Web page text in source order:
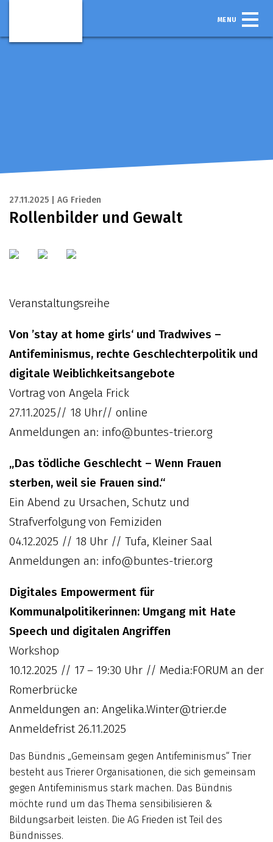
MENU
27.11.2025 | AG Frieden
Rollenbilder und Gewalt
Veranstaltungsreihe
Von ’stay at home girls‘ und Tradwives –
Antifeminismus, rechte Geschlechterpolitik und
digitale Weiblichkeitsangebote
Vortrag von Angela Frick
27.11.2025// 18 Uhr// online
Anmeldungen an: info@buntes-trier.org
„Das tödliche Geschlecht – Wenn Frauen
sterben, weil sie Frauen sind.“
Ein Abend zu Ursachen, Schutz und
Strafverfolgung von Femiziden
04.12.2025 // 18 Uhr // Tufa, Kleiner Saal
Anmeldungen an: info@buntes-trier.org
Digitales Empowerment für
Kommunalpolitikerinnen: Umgang mit Hate
Speech und digitalen Angriffen
Workshop
10.12.2025 // 17 – 19:30 Uhr // Media:FORUM an der
Romerbrücke
Anmeldungen an: Angelika.Winter@trier.de
Anmeldefrist 26.11.2025
Das Bündnis „Gemeinsam gegen Antifeminismus“ Trier
besteht aus Trierer Organisationen, die sich gemeinsam
gegen Antifeminismus stark machen. Das Bündnis
möchte rund um das Thema sensibilisieren &
Bildungsarbeit leisten. Die AG Frieden ist Teil des
Bündnisses.